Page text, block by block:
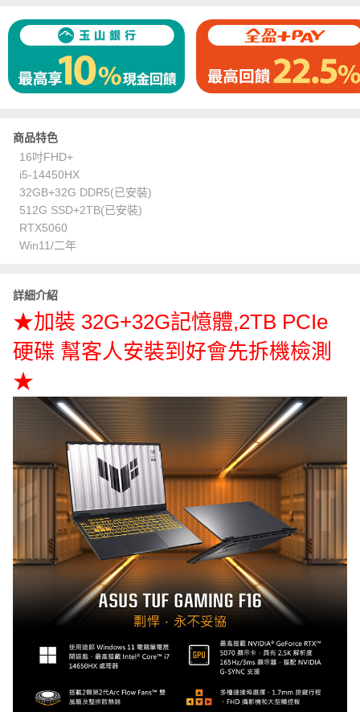
商品特色
16吋FHD+
i5-14450HX
32GB+32G DDR5(已安裝)
512G SSD+2TB(已安裝)
RTX5060
Win11/二年
詳細介紹
★加裝 32G+32G記憶體,2TB PCIe
硬碟 幫客人安裝到好會先拆機檢測
★